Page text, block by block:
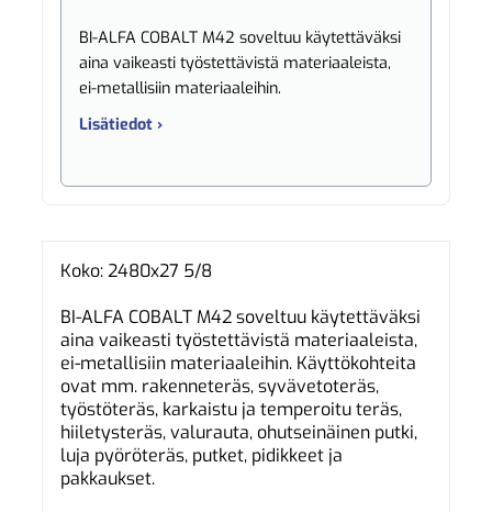
BI-ALFA COBALT M42 soveltuu käytettäväksi
aina vaikeasti työstettävistä materiaaleista,
ei-metallisiin materiaaleihin.
Lisätiedot ›
Koko: 2480x27 5/8
BI-ALFA COBALT M42 soveltuu käytettäväksi
aina vaikeasti työstettävistä materiaaleista,
ei-metallisiin materiaaleihin. Käyttökohteita
ovat mm. rakenneteräs, syvävetoteräs,
työstöteräs, karkaistu ja temperoitu teräs,
hiiletysteräs, valurauta, ohutseinäinen putki,
luja pyöröteräs, putket, pidikkeet ja
pakkaukset.